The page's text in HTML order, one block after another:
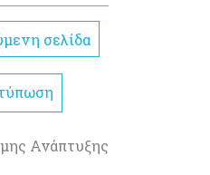
σελίδα
Ανάπτυξης